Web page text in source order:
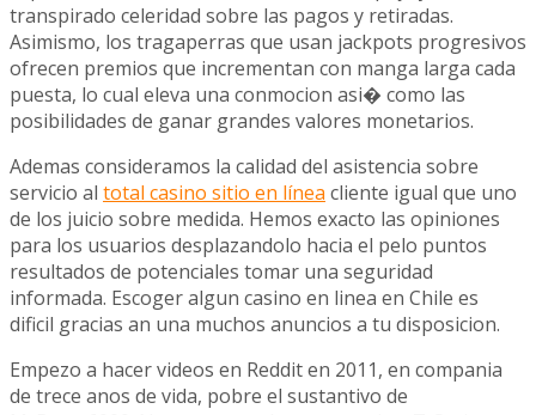
transpirado celeridad sobre las pagos y retiradas.
Asimismo, los tragaperras que usan jackpots progresivos
ofrecen premios que incrementan con manga larga cada
puesta, lo cual eleva una conmocion asi� como las
posibilidades de ganar grandes valores monetarios.
Ademas consideramos la calidad del asistencia sobre
servicio al total casino sitio en línea cliente igual que uno
de los juicio sobre medida. Hemos exacto las opiniones
para los usuarios desplazandolo hacia el pelo puntos
resultados de potenciales tomar una seguridad
informada. Escoger algun casino en linea en Chile es
dificil gracias an una muchos anuncios a tu disposicion.
Empezo a hacer videos en Reddit en 2011, en compania
de trece anos de vida, pobre el sustantivo de